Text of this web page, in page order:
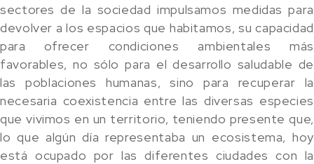
sectores de la sociedad impulsamos medidas para
devolver a los espacios que habitamos, su capacidad
para ofrecer condiciones ambientales más
favorables, no sólo para el desarrollo saludable de
las poblaciones humanas, sino para recuperar la
necesaria coexistencia entre las diversas especies
que vivimos en un territorio, teniendo presente que,
lo que algún día representaba un ecosistema, hoy
está ocupado por las diferentes ciudades con la